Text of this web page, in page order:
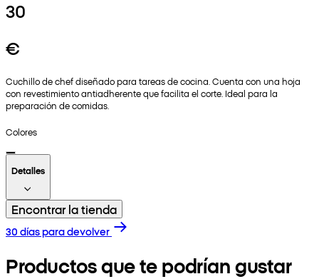
30
€
Cuchillo de chef diseñado para tareas de cocina. Cuenta con una hoja
con revestimiento antiadherente que facilita el corte. Ideal para la
preparación de comidas.
Colores
Detalles
Encontrar la tienda
30 días para devolver
Productos que te podrían gustar